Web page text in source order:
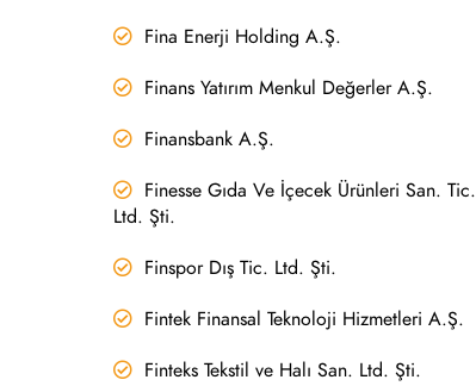
Fina Enerji Holding A.Ş.
Finans Yatırım Menkul Değerler A.Ş.
Finansbank A.Ş.
Finesse Gıda Ve İçecek Ürünleri San. Tic.
Ltd. Şti.
Finspor Dış Tic. Ltd. Şti.
Fintek Finansal Teknoloji Hizmetleri A.Ş.
Finteks Tekstil ve Halı San. Ltd. Şti.